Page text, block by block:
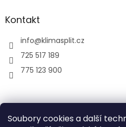
Soubory cookies a další
Kontakt
info@klimasplit.cz
725 517 189
775 123 900
air-